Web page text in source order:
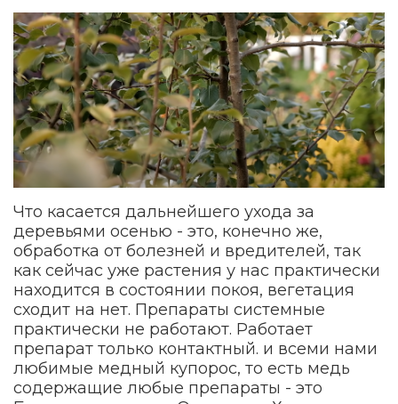
Что касается дальнейшего ухода за
деревьями осенью - это, конечно же,
обработка от болезней и вредителей, так
как сейчас уже растения у нас практически
находится в состоянии покоя, вегетация
сходит на нет. Препараты системные
практически не работают. Работает
препарат только контактный. и всеми нами
любимые медный купорос, то есть медь
содержащие любые препараты - это